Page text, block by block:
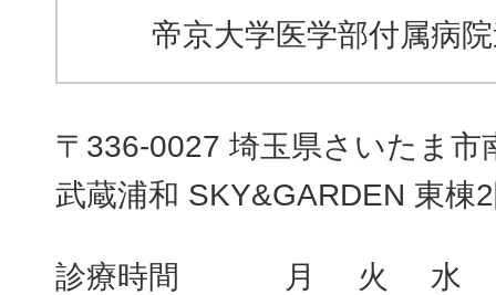
帝京大学医学部付属病
〒336-0027 埼玉県さいたま市
武蔵浦和 SKY&GARDEN 東棟
診療時間 月 火 水